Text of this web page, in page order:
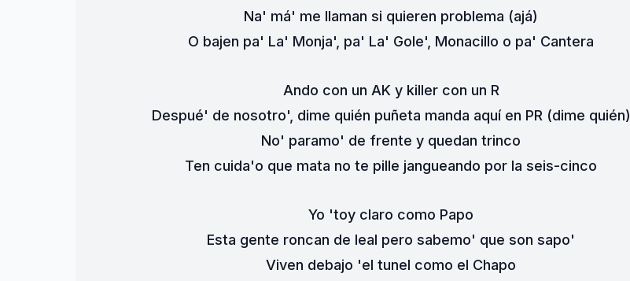
Na' má' me llaman si quieren problema (ajá)
O bajen pa' La' Monja', pa' La' Gole', Monacillo o pa' Cantera
Ando con un AK y killer con un R
Despué' de nosotro', dime quién puñeta manda aquí en PR (dime quién)
No' paramo' de frente y quedan trinco
Ten cuida'o que mata no te pille jangueando por la seis-cinco
Yo 'toy claro como Papo
Esta gente roncan de leal pero sabemo' que son sapo'
Viven debajo 'el tunel como el Chapo